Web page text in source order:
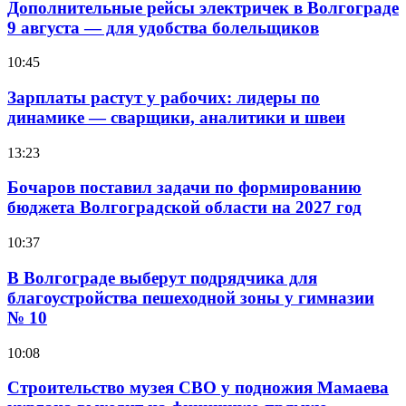
Дополнительные рейсы электричек в Волгограде
9 августа — для удобства болельщиков
10:45
Зарплаты растут у рабочих: лидеры по
динамике — сварщики, аналитики и швеи
13:23
Бочаров поставил задачи по формированию
бюджета Волгоградской области на 2027 год
10:37
В Волгограде выберут подрядчика для
благоустройства пешеходной зоны у гимназии
№ 10
10:08
Строительство музея СВО у подножия Мамаева